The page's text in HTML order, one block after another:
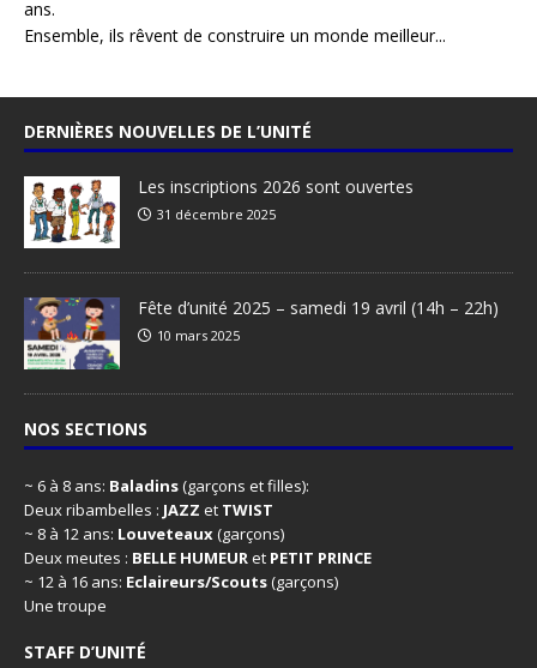
ans.
Ensemble, ils rêvent de construire un monde meilleur...
DERNIÈRES NOUVELLES DE L’UNITÉ
Les inscriptions 2026 sont ouvertes
31 décembre 2025
Fête d’unité 2025 – samedi 19 avril (14h – 22h)
10 mars 2025
NOS SECTIONS
~ 6 à 8 ans: Baladins(garçons et filles):
Deux ribambelles : JAZZ et TWIST
~ 8 à 12 ans: Louveteaux(garçons)
Deux meutes : BELLE HUMEURet PETIT PRINCE
~ 12 à 16 ans: Eclaireurs/Scouts(garçons)
Une troupe
STAFF D’UNITÉ